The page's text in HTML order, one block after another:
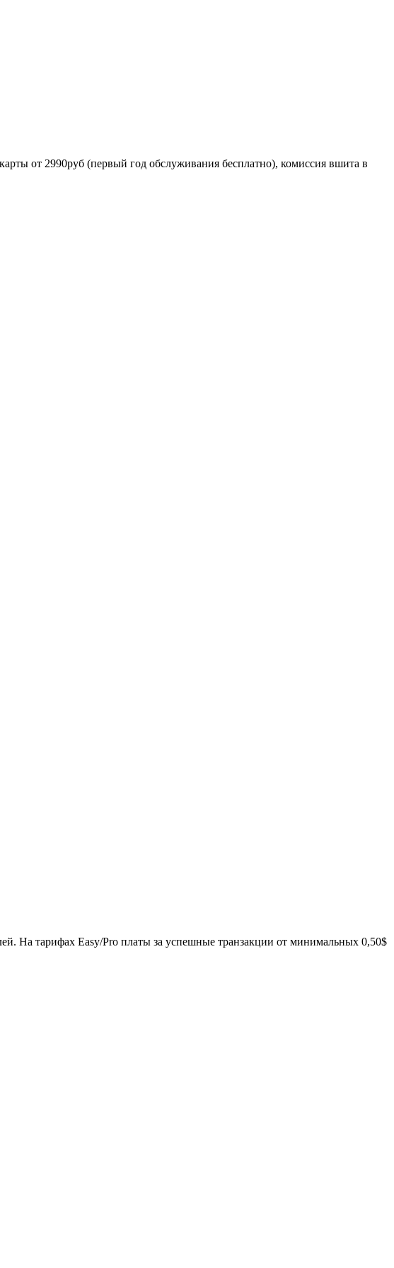
от 2990руб (первый год обслуживания бесплатно), комиссия вшита в
На тарифах Easy/Pro платы за успешные транзакции от минимальных 0,50$